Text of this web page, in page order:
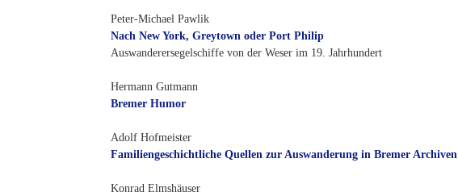
Peter-Michael Pawlik
Nach New York, Greytown oder Port Philip
Auswanderersegelschiffe von der Weser im 19. Jahrhundert
Hermann Gutmann
Bremer Humor
Adolf Hofmeister
Familiengeschichtliche Quellen zur Auswanderung in Bremer Archiven
Konrad Elmshäuser